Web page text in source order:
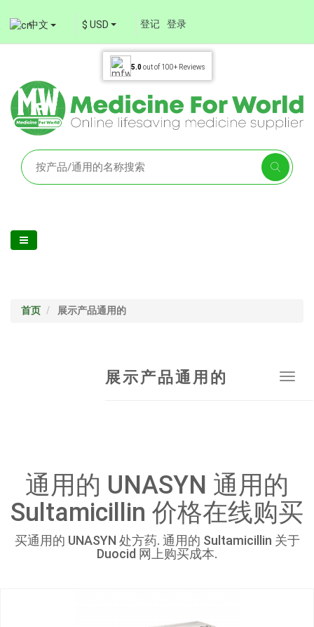
中文 $ USD 登记 登录
5.0out of 100+ Reviews
首页 展示产品通用的
展示产品通用的
通用的 UNASYN 通用的
Sultamicillin 价格在线购买
买通用的 UNASYN 处方药. 通用的 Sultamicillin 关于
Duocid 网上购买成本.